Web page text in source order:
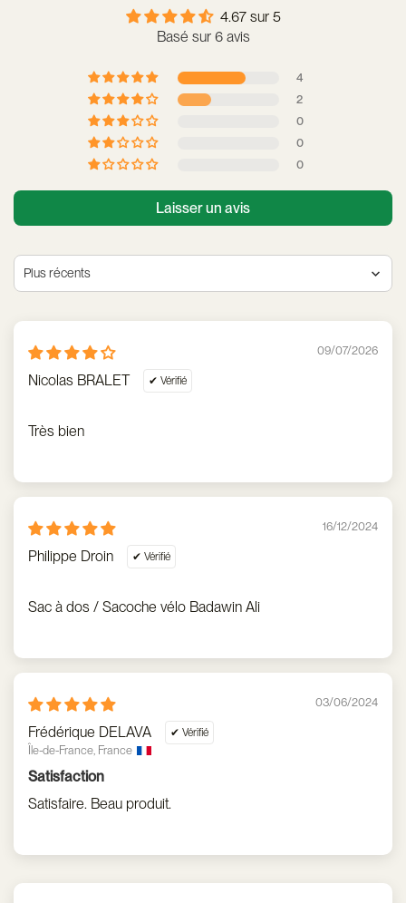
4.67 sur 5
Basé sur 6 avis
4
2
0
0
0
Laisser un avis
Sort by
09/07/2026
Nicolas BRALET
Très bien
16/12/2024
Philippe Droin
Sac à dos / Sacoche vélo Badawin Ali
03/06/2024
Frédérique DELAVA
Île-de-France, France
Satisfaction
Satisfaire. Beau produit.